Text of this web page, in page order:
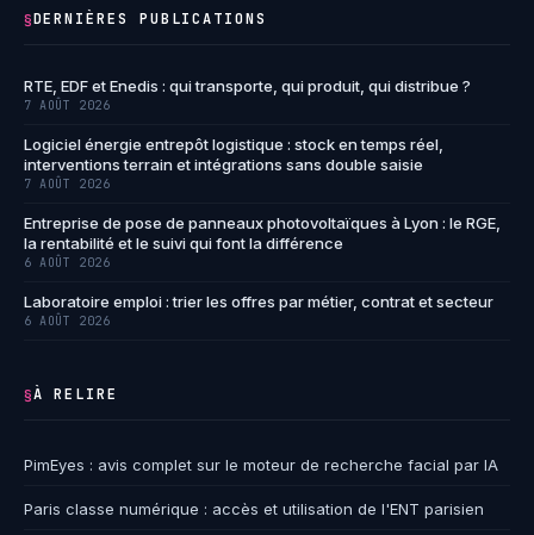
§DERNIÈRES PUBLICATIONS
RTE, EDF et Enedis : qui transporte, qui produit, qui distribue ?
7 AOÛT 2026
Logiciel énergie entrepôt logistique : stock en temps réel,
interventions terrain et intégrations sans double saisie
7 AOÛT 2026
Entreprise de pose de panneaux photovoltaïques à Lyon : le RGE,
la rentabilité et le suivi qui font la différence
6 AOÛT 2026
Laboratoire emploi : trier les offres par métier, contrat et secteur
6 AOÛT 2026
§À RELIRE
PimEyes : avis complet sur le moteur de recherche facial par IA
Paris classe numérique : accès et utilisation de l'ENT parisien